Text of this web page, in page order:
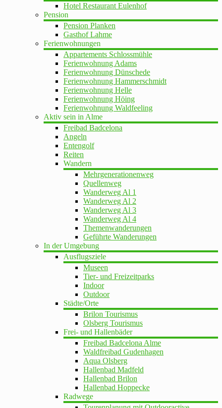
Hotel Restaurant Eulenhof
Pension
Pension Planken
Gasthof Lahme
Ferienwohnungen
Appartements Schlossmühle
Ferienwohnung Adams
Ferienwohnung Dünschede
Ferienwohnung Hammerschmidt
Ferienwohnung Helle
Ferienwohnung Höing
Ferienwohnung Waldfeeling
Aktiv sein in Alme
Freibad Badcelona
Angeln
Entengolf
Reiten
Wandern
Mehrgenerationenweg
Quellenweg
Wanderweg Al 1
Wanderweg Al 2
Wanderweg Al 3
Wanderweg Al 4
Themenwanderungen
Geführte Wanderungen
In der Umgebung
Ausflugsziele
Museen
Tier- und Freizeitparks
Indoor
Outdoor
Städte/Orte
Brilon Tourismus
Olsberg Tourismus
Frei- und Hallenbäder
Freibad Badcelona Alme
Waldfreibad Gudenhagen
Aqua Olsberg
Hallenbad Madfeld
Hallenbad Brilon
Hallenbad Hoppecke
Radwege